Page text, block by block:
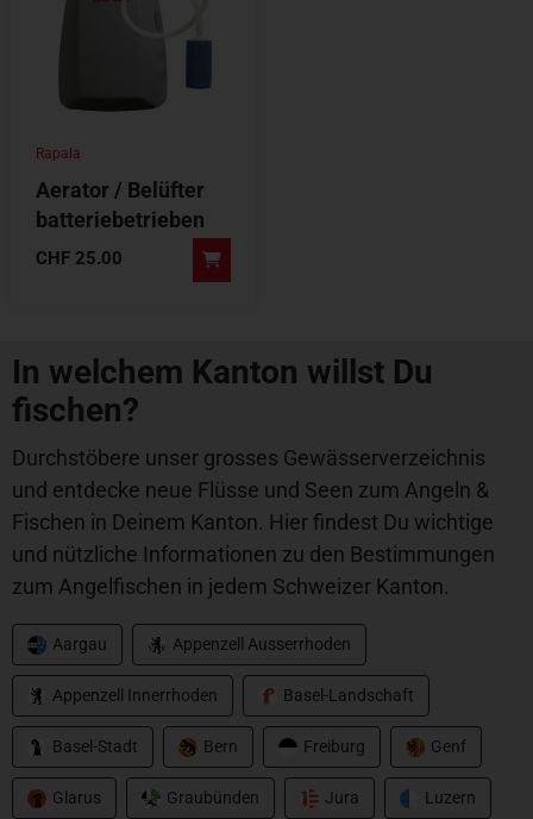
Rapala
Aerator / Belüfter
batteriebetrieben
CHF 25.00
In welchem Kanton willst Du
fischen?
Durchstöbere unser grosses Gewässerverzeichnis
und entdecke neue Flüsse und Seen zum Angeln &
Fischen in Deinem Kanton. Hier findest Du wichtige
und nützliche Informationen zu den Bestimmungen
zum Angelfischen in jedem Schweizer Kanton.
Aargau Appenzell Ausserrhoden
Appenzell Innerrhoden Basel-Landschaft
Basel-Stadt Bern Freiburg Genf
Glarus Graubünden Jura Luzern